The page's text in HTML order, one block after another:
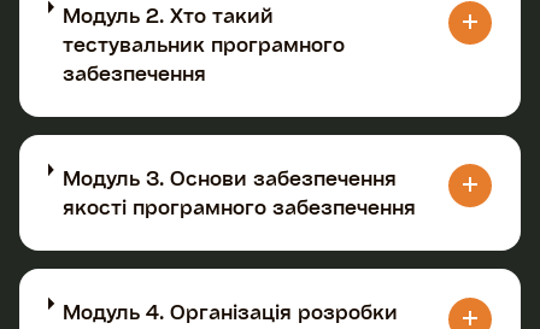
Модуль 2. Хто такий
тестувальник програмного
забезпечення
Модуль 3. Основи забезпечення
якості програмного забезпечення
Модуль 4. Організація розробки